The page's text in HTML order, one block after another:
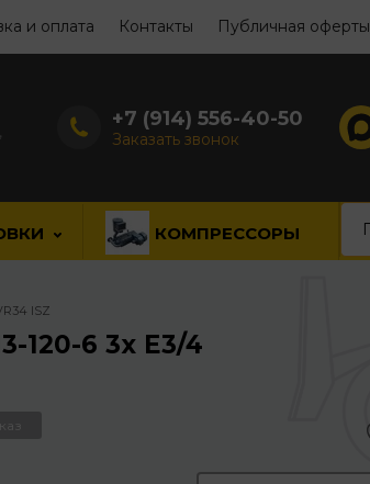
и оплата Контакты Публичная оферты
+7 (914) 556-40-50
Заказать звонок
КОМПРЕССОРЫ
ISZ
120-6 3x Е3/4